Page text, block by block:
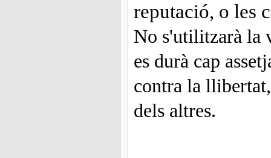
reputació, o les
No s'utilitzarà la
es durà cap
contra la
dels altres.